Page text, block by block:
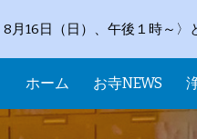
月16日（日）、午後１時～〉
ホーム お寺NEWS